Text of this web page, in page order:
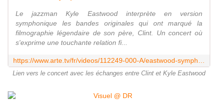
Le jazzman Kyle Eastwood interprète en version
symphonique les bandes originales qui ont marqué la
filmographie légendaire de son père, Clint. Un concert où
s'exprime une touchante relation fi...
Lien vers le concert avec les échanges entre Clint et Kyle Eastwood